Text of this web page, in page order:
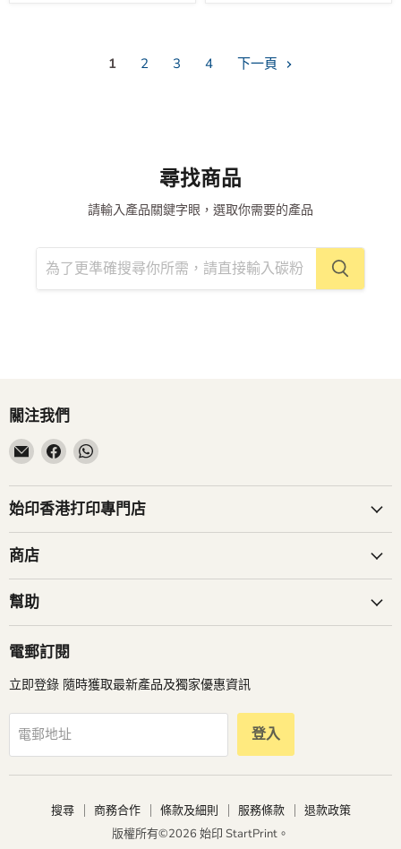
1 2 3 4 下一頁
尋找商品
請輸入產品關鍵字眼，選取你需要的產品
關注我們
在
子
郵
找
到
們
在
Facebook
找
到
在
找
到
始印香港打印專門店
商店
幫助
電郵訂閱
立即登錄 隨時獲取最新產品及獨家優惠資訊
電郵地址 登入
搜尋 商務合作 條款及細則 服務條款
退款政策
版權所有©2026 始印 StartPrint。